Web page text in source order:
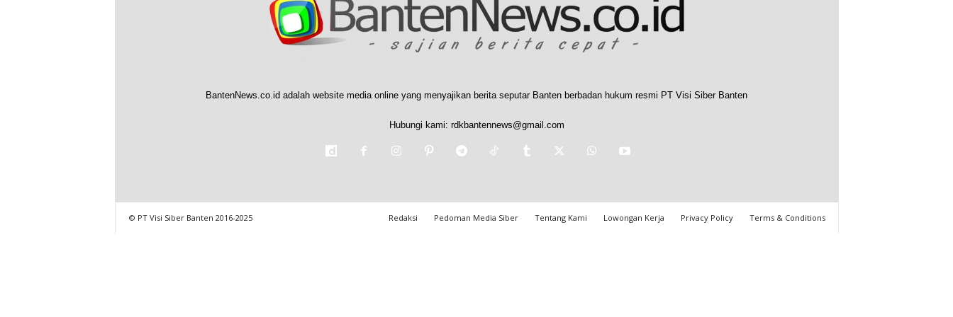
BantenNews.co.id adalah website media online yang menyajikan berita seputar Banten berbadan hukum resmi PT Visi Siber Banten
Hubungi kami: rdkbantennews@gmail.com
Redaksi Pedoman Media Siber Tentang Kami Lowongan Kerja Privacy Policy Terms & Conditions
© PT Visi Siber Banten 2016-2025